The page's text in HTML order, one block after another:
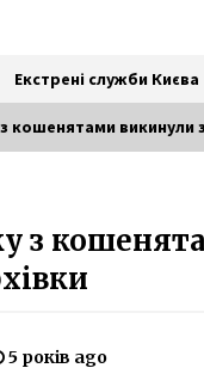
Екстрені служби Києва
підпали магазинів (фото,
ago
в голову, помер в
кошенятами викинули
з
5 років ago